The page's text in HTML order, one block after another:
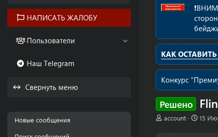
НАПИСАТЬ ЖАЛОБУ
Пользователи
Наш Telegram
Свернуть меню
Новые сообщения
КАК
Конкурс
Решено
А
account
Д
15